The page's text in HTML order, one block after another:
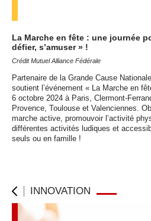
La Marche en fête : une journée
défier, s’amuser » !
Crédit Mutuel Alliance Fédérale
Partenaire de la Grande Cause
soutient l’événement « La Marche en
6 octobre 2024 à Paris, Clermont-
Provence, Toulouse et Valenciennes.
marche active, promouvoir l’activité
différentes activités ludiques et
seuls ou en famille !
INNOVATION